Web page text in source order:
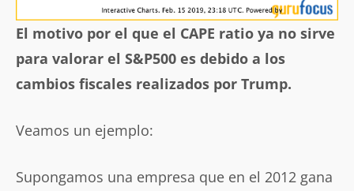
El motivo por el que el CAPE ratio ya no sirve
para valorar el S&P500 es debido a los
cambios fiscales realizados por Trump.
Veamos un ejemplo:
Supongamos una empresa que en el 2012 gana